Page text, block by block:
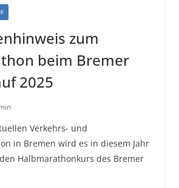
zum
beim Bremer
2025
Verkehrs- und
in Bremen wird es in diesem Jahr
Halbmarathonkurs des Bremer